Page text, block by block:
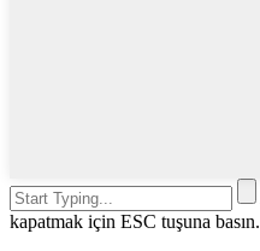
kapatmak için ESC tuşuna basın.